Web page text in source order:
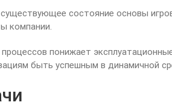
состояние основы
компании.
понижает
быть успешным в динамичной